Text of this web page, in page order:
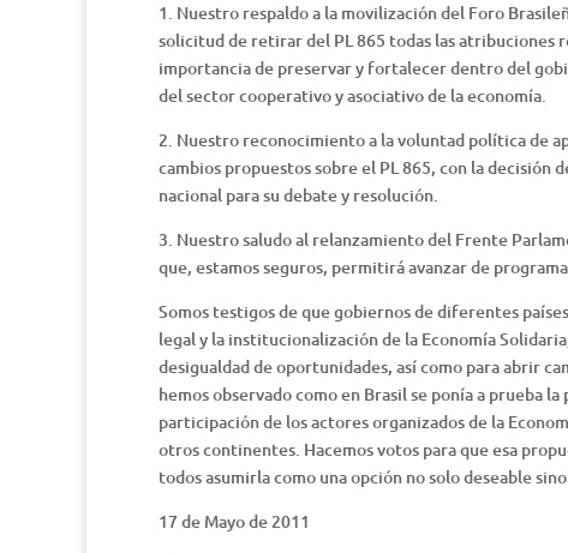
1. Nuestro respaldo a la movilización del Foro
solicitud de retirar del PL 865 todas las atribuciones
importancia de preservar y fortalecer dentro del
del sector cooperativo y asociativo de la economía.
2. Nuestro reconocimiento a la voluntad política de
cambios propuestos sobre el PL 865, con la decisión
nacional para su debate y resolución.
3. Nuestro saludo al relanzamiento del Frente
que, estamos seguros, permitirá avanzar de
Somos testigos de que gobiernos de diferentes
legal y la institucionalización de la Economía
desigualdad de oportunidades, así como para abrir
hemos observado como en Brasil se ponía a prueba
participación de los actores organizados de la
otros continentes. Hacemos votos para que esa
todos asumirla como una opción no solo deseable
17 de Mayo de 2011